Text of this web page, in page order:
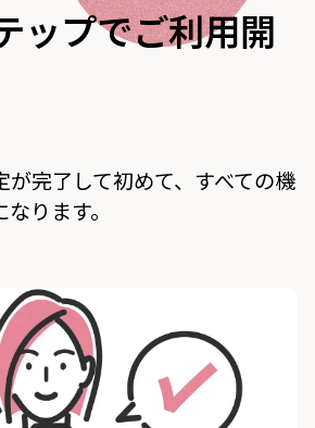
ップでご利用開
が完了して初めて、すべての機
ります。